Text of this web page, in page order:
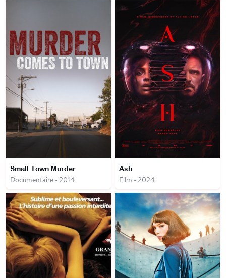
Small Town Murder
Documentaire • 2014
Ash
Film • 2024